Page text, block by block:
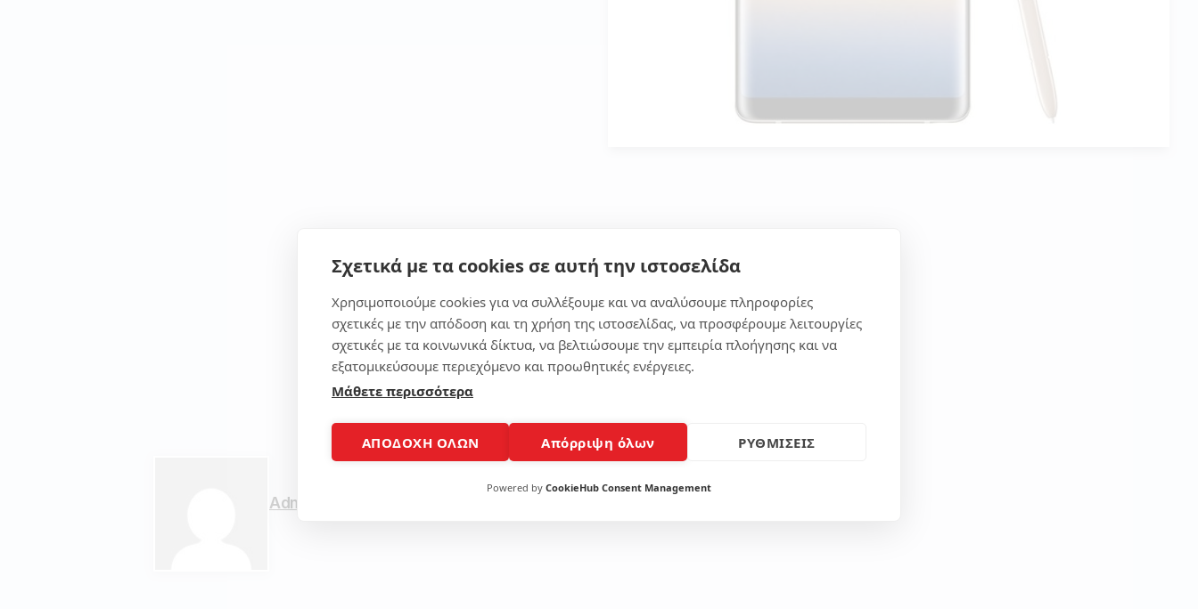
Μοίρασε το άρθρο
Admin
Σχετικά με τα cookies σε αυτή την ιστοσελίδα
Χρησιμοποιούμε cookies για να συλλέξουμε και να αναλύσουμε πληροφορίες
σχετικές με την απόδοση και τη χρήση της ιστοσελίδας, να προσφέρουμε λειτουργίες
σχετικές με τα κοινωνικά δίκτυα, να βελτιώσουμε την εμπειρία πλοήγησης και να
εξατομικεύσουμε περιεχόμενο και προωθητικές ενέργειες.
Μάθετε περισσότερα
ΑΠΟΔΟΧΗ ΟΛΩΝ Απόρριψη όλων ΡΥΘΜΙΣΕΙΣ
Powered by CookieHub Consent Management